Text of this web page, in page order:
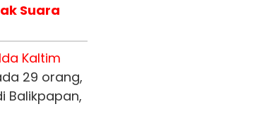
Suara
Kaltim
29 orang,
Balikpapan,